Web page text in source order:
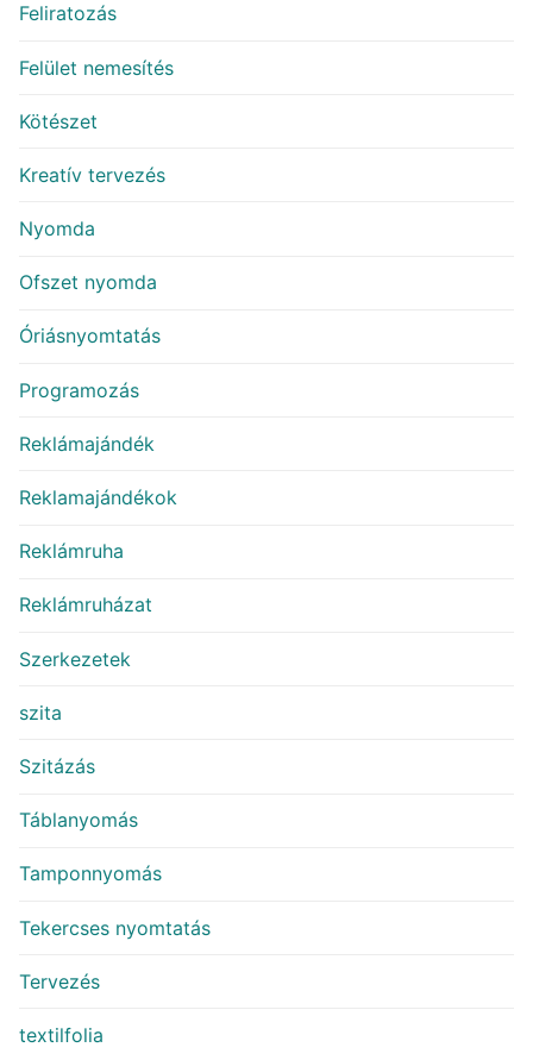
Feliratozás
Felület nemesítés
Kötészet
Kreatív tervezés
Nyomda
Ofszet nyomda
Óriásnyomtatás
Programozás
Reklámajándék
Reklamajándékok
Reklámruha
Reklámruházat
Szerkezetek
szita
Szitázás
Táblanyomás
Tamponnyomás
Tekercses nyomtatás
Tervezés
textilfolia